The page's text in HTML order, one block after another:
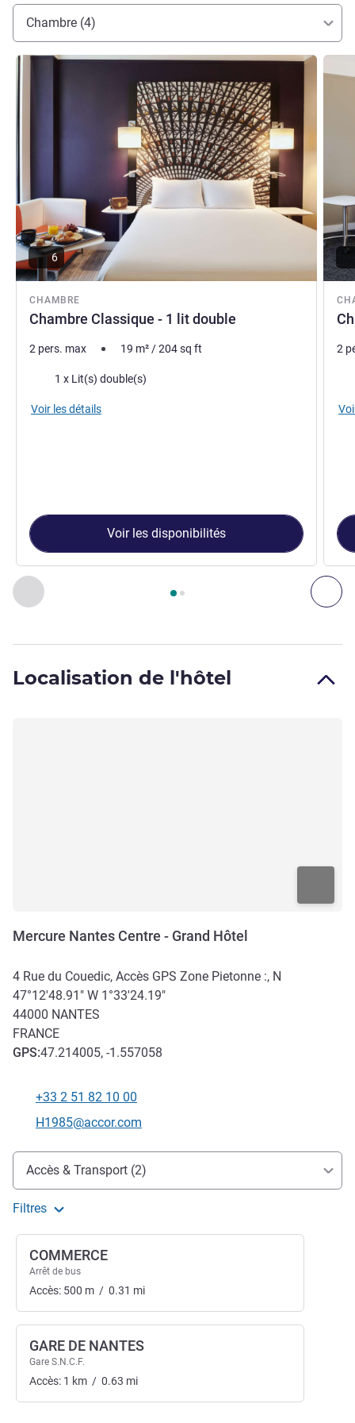
Chambre (4)
Précédent - Chambre
Page , Chambre 1 : Chambre Classique - 1 lit double
CHAMBRE
Chambre Classique - 1 lit double
Voir les détails
6
2 pers. max 19 m²/204sq ft
Literie1 x Lit(s) double(s)
Voir les détails
Voir les disponibilités
Voir
2
Localisation de l'hôtel
Mercure Nantes Centre - Grand Hôtel
4 Rue du Couedic, Accès GPS Zone Pietonne :, N
47°12'48.91" W 1°33'24.19"
44000 NANTES
FRANCE
GPS:47.214005, -1.557058
Téléphone
+33 2 51 82 10 00
Email de contact
H1985@accor.com
Accès et transports
Accès & Transport (2)
Filtres
COMMERCE
Arrêt de bus
Accès: 500 m / 0.31 mi
GARE DE NANTES
Gare S.N.C.F.
Accès: 1 km / 0.63 mi